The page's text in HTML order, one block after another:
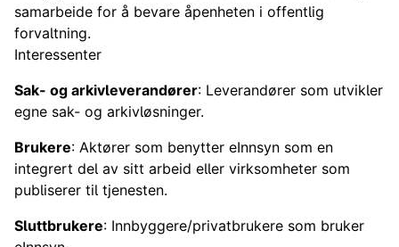
samarbeide for å bevare åpenheten i offentlig
forvaltning.
Interessenter
Sak- og arkivleverandører: Leverandører som utvikler
egne sak- og arkivløsninger.
Brukere: Aktører som benytter eInnsyn som en
integrert del av sitt arbeid eller virksomheter som
publiserer til tjenesten.
Sluttbrukere: Innbyggere/privatbrukere som bruker